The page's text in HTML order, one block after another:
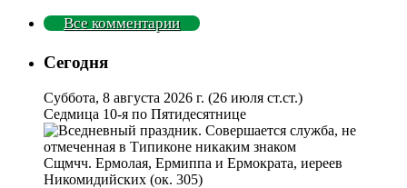
Все комментарии
Сегодня
Суббота, 8 августа 2026 г. (26 июля ст.ст.)
Седмица 10-я по Пятидесятнице
Сщмчч. Ермолая, Ермиппа и Ермократа, иереев
Никомидийских (ок. 305)